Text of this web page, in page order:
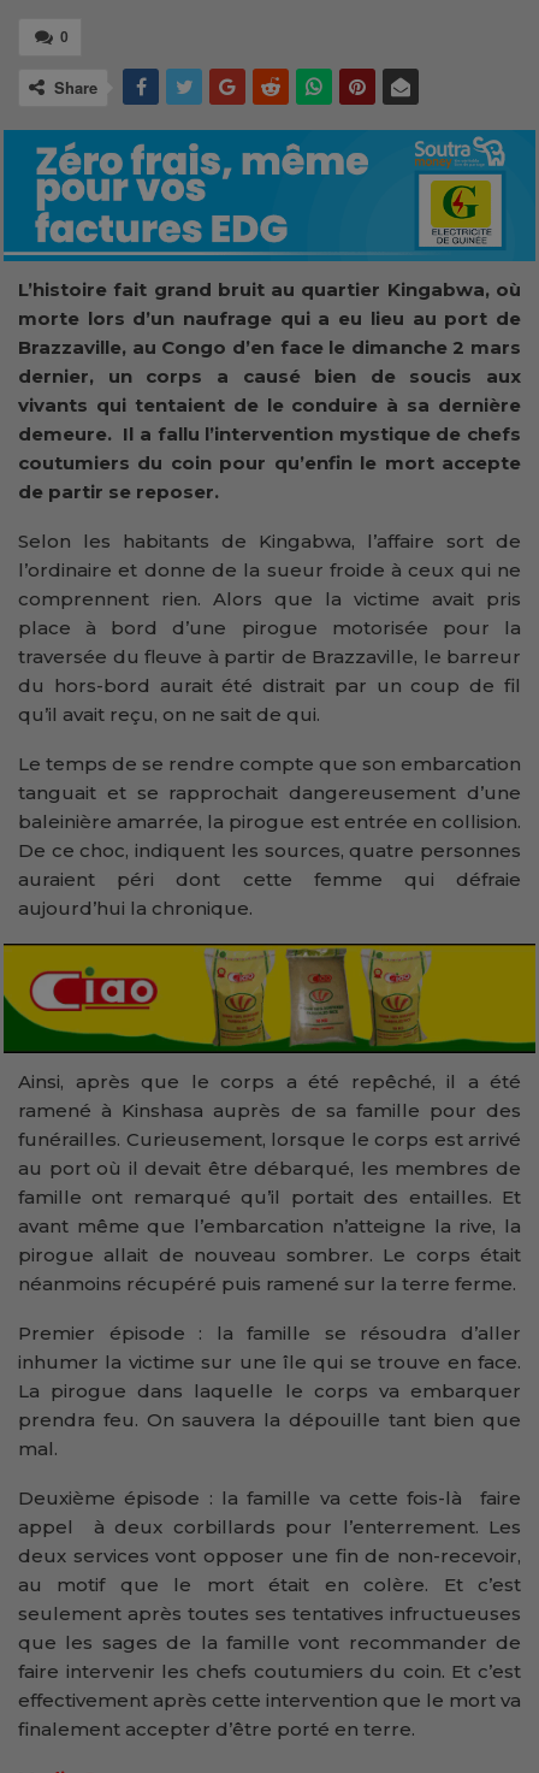
0
Share
L’histoire fait grand bruit au quartier Kingabwa, où
morte lors d’un naufrage qui a eu lieu au port de
Brazzaville, au Congo d’en face le dimanche 2 mars
dernier, un corps a causé bien de soucis aux
vivants qui tentaient de le conduire à sa dernière
demeure. Il a fallu l’intervention mystique de chefs
coutumiers du coin pour qu’enfin le mort accepte
de partir se reposer.
Selon les habitants de Kingabwa, l’affaire sort de
l’ordinaire et donne de la sueur froide à ceux qui ne
comprennent rien. Alors que la victime avait pris
place à bord d’une pirogue motorisée pour la
traversée du fleuve à partir de Brazzaville, le barreur
du hors-bord aurait été distrait par un coup de fil
qu’il avait reçu, on ne sait de qui.
Le temps de se rendre compte que son embarcation
tanguait et se rapprochait dangereusement d’une
baleinière amarrée, la pirogue est entrée en collision.
De ce choc, indiquent les sources, quatre personnes
auraient péri dont cette femme qui défraie
aujourd’hui la chronique.
Ainsi, après que le corps a été repêché, il a été
ramené à Kinshasa auprès de sa famille pour des
funérailles. Curieusement, lorsque le corps est arrivé
au port où il devait être débarqué, les membres de
famille ont remarqué qu’il portait des entailles. Et
avant même que l’embarcation n’atteigne la rive, la
pirogue allait de nouveau sombrer. Le corps était
néanmoins récupéré puis ramené sur la terre ferme.
Premier épisode : la famille se résoudra d’aller
inhumer la victime sur une île qui se trouve en face.
La pirogue dans laquelle le corps va embarquer
prendra feu. On sauvera la dépouille tant bien que
mal.
Deuxième épisode : la famille va cette fois-là faire
appel à deux corbillards pour l’enterrement. Les
deux services vont opposer une fin de non-recevoir,
au motif que le mort était en colère. Et c’est
seulement après toutes ses tentatives infructueuses
que les sages de la famille vont recommander de
faire intervenir les chefs coutumiers du coin. Et c’est
effectivement après cette intervention que le mort va
finalement accepter d’être porté en terre.